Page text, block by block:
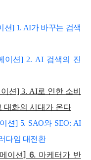
션] 1. AI가 바꾸는 검색
이션] 2. AI 검색의 진
션] 3. AI로 인한 소비
대화의 시대가 온다
션] 5. SAO와 SEO: AI
다임 대전환
이션] 6. 마케터가 반